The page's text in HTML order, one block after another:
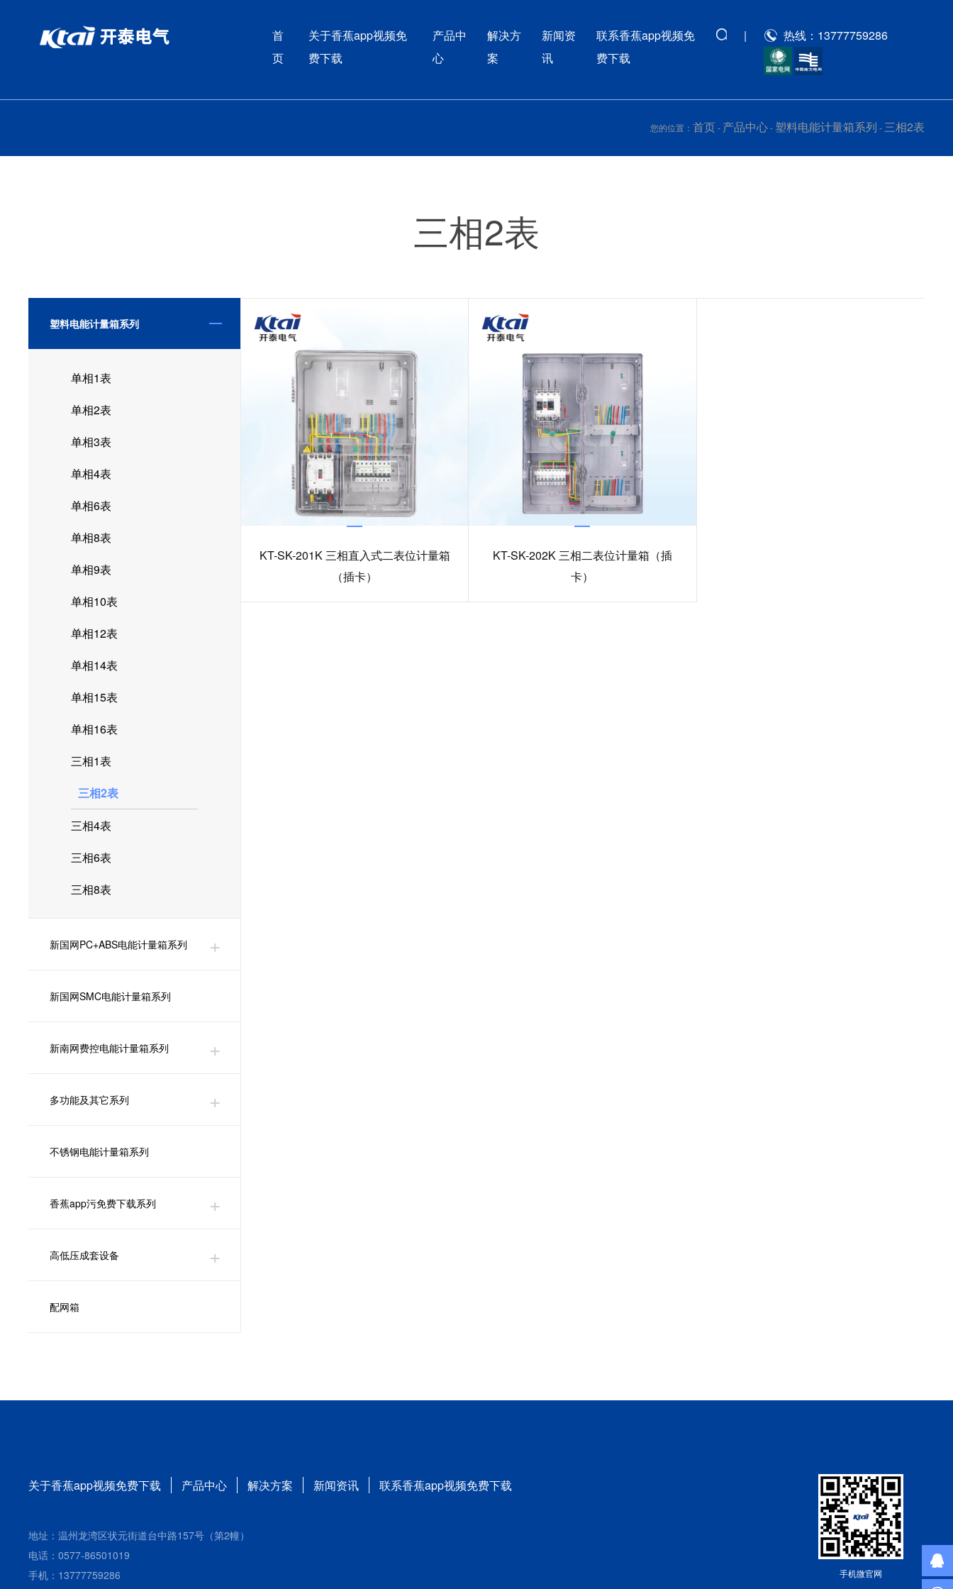
首
页
关于香蕉app视频免
费下载
产品中
心
解决方
案
新闻资
讯
联系香蕉app视频免
费下载
| 热线：13777759286
您的位置： 首页- 产品中心- 塑料电能计量箱系列 -三相2表
三相2表
塑料电能计量箱系列
单相1表
单相2表
单相3表
单相4表
单相6表
单相8表
单相9表
单相10表
单相12表
单相14表
单相15表
单相16表
三相1表
三相2表
三相4表
三相6表
三相8表
新国网PC+ABS电能计量箱系列
新国网SMC电能计量箱系列
新南网费控电能计量箱系列
多功能及其它系列
不锈钢电能计量箱系列
香蕉app污免费下载系列
高低压成套设备
配网箱
KT-SK-201K 三相直入式二表位计量箱
（插卡）
KT-SK-202K 三相二表位计量箱（插
卡）
关于香蕉app视频免费下载 产品中心 解决方案 新闻资讯 联系香蕉app视频免费下载
地址：温州龙湾区状元街道台中路157号（第2幢）
电话：0577-86501019
手机：13777759286
手机微官网